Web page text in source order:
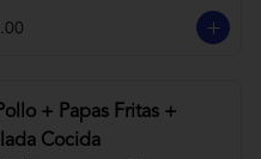
+ Papas Fritas +
Cocida